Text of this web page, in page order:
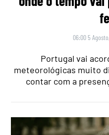
06:00 5
Portugal vai
meteorológicas muito
contar com a